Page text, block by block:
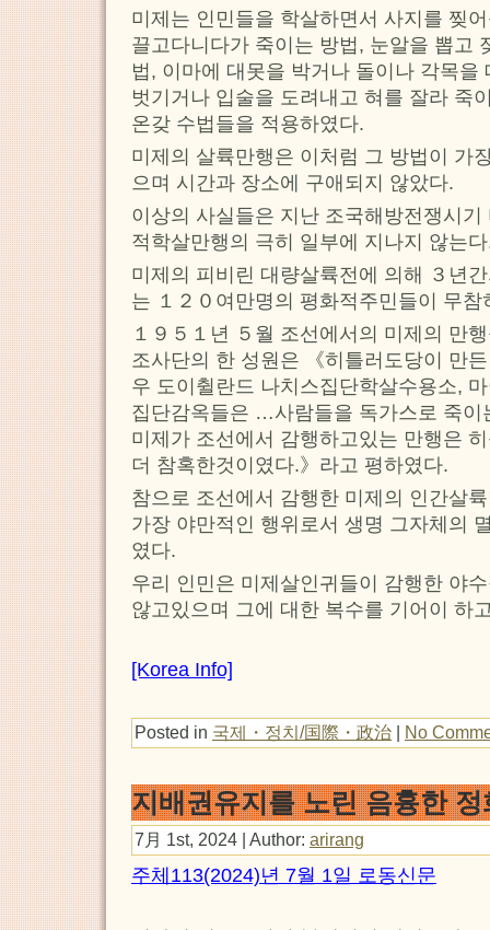
미제는 인민들을 학살하면서 사지를 찢
끌고다니다가 죽이는 방법, 눈알을 뽑고
법, 이마에 대못을 박거나 돌이나 각목을
벗기거나 입술을 도려내고 혀를 잘라 죽
온갖 수법들을 적용하였다.
미제의 살륙만행은 이처럼 그 방법이 가
으며 시간과 장소에 구애되지 않았다.
이상의 사실들은 지난 조국해방전쟁시
적학살만행의 극히 일부에 지나지 않는
미제의 피비린 대량살륙전에 의해 ３년
는 １２０여만명의 평화적주민들이 무참
１９５１년 ５월 조선에서의 미제의 만
조사단의 한 성원은 《히틀러도당이 만
우 도이췰란드 나치스집단학살수용소,
집단감옥들은 …사람들을 독가스로 죽이
미제가 조선에서 감행하고있는 만행은
더 참혹한것이였다.》라고 평하였다.
참으로 조선에서 감행한 미제의 인간살
가장 야만적인 행위로서 생명 그자체의
였다.
우리 인민은 미제살인귀들이 감행한 야
않고있으며 그에 대한 복수를 기어이 하
[Korea Info]
Posted in 국제・정치/国際・政治 | No
지배권유지를 노린 음흉한
7月 1st, 2024 | Author: arirang
주체113(2024)년 7월 1일 로동신문